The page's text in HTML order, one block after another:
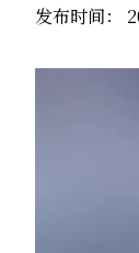
发布时间：